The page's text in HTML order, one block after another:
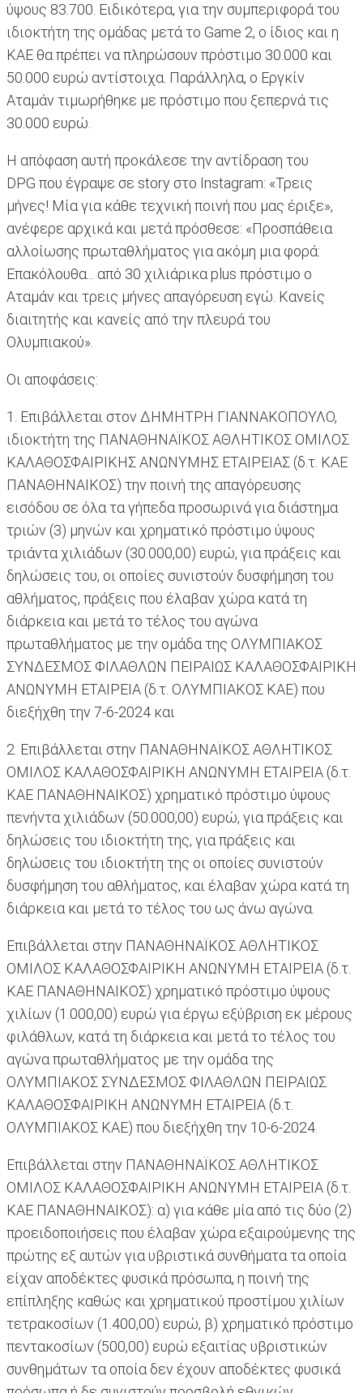
ύψους 83.700. Ειδικότερα, για την συμπεριφορά του
ιδιοκτήτη της ομάδας μετά το Game 2, ο ίδιος και η
ΚΑΕ θα πρέπει να πληρώσουν πρόστιμο 30.000 και
50.000 ευρώ αντίστοιχα. Παράλληλα, ο Εργκίν
Αταμάν τιμωρήθηκε με πρόστιμο που ξεπερνά τις
30.000 ευρώ.
Η απόφαση αυτή προκάλεσε την αντίδραση του
DPG που έγραψε σε story στο Instagram: «Τρεις
μήνες! Μία για κάθε τεχνική ποινή που μας έριξε»,
ανέφερε αρχικά και μετά πρόσθεσε: «Προσπάθεια
αλλοίωσης πρωταθλήματος για ακόμη μια φορά:
Επακόλουθα... από 30 χιλιάρικα plus πρόστιμο ο
Αταμάν και τρεις μήνες απαγόρευση εγώ. Κανείς
διαιτητής και κανείς από την πλευρά του
Ολυμπιακού».
Οι αποφάσεις:
1. Επιβάλλεται στον ΔΗΜΗΤΡΗ ΓΙΑΝΝΑΚΟΠΟΥΛΟ,
ιδιοκτήτη της ΠΑΝΑΘΗΝΑΪΚΟΣ ΑΘΛΗΤΙΚΟΣ ΟΜΙΛΟΣ
ΚΑΛΑΘΟΣΦΑΙΡΙΚΗΣ ΑΝΩΝΥΜΗΣ ΕΤΑΙΡΕΙΑΣ (δ.τ. ΚΑΕ
ΠΑΝΑΘΗΝΑΙΚΟΣ) την ποινή της απαγόρευσης
εισόδου σε όλα τα γήπεδα προσωρινά για διάστημα
τριών (3) μηνών και χρηματικό πρόστιμο ύψους
τριάντα χιλιάδων (30.000,00) ευρώ, για πράξεις και
δηλώσεις του, οι οποίες συνιστούν δυσφήμηση του
αθλήματος, πράξεις που έλαβαν χώρα κατά τη
διάρκεια και μετά το τέλος του αγώνα
πρωταθλήματος με την ομάδα της ΟΛΥΜΠΙΑΚΟΣ
ΣΥΝΔΕΣΜΟΣ ΦΙΛΑΘΛΩΝ ΠΕΙΡΑΙΩΣ ΚΑΛΑΘΟΣΦΑΙΡΙΚΗ
ΑΝΩΝΥΜΗ ΕΤΑΙΡΕΙΑ (δ.τ. ΟΛΥΜΠΙΑΚΟΣ ΚΑΕ) που
διεξήχθη την 7-6-2024 και
2. Επιβάλλεται στην ΠΑΝΑΘΗΝΑΪΚΟΣ ΑΘΛΗΤΙΚΟΣ
ΟΜΙΛΟΣ ΚΑΛΑΘΟΣΦΑΙΡΙΚΗ ΑΝΩΝΥΜΗ ΕΤΑΙΡΕΙΑ (δ.τ.
ΚΑΕ ΠΑΝΑΘΗΝΑΙΚΟΣ) χρηματικό πρόστιμο ύψους
πενήντα χιλιάδων (50.000,00) ευρώ, για πράξεις και
δηλώσεις του ιδιοκτήτη της, για πράξεις και
δηλώσεις του ιδιοκτήτη της οι οποίες συνιστούν
δυσφήμηση του αθλήματος, και έλαβαν χώρα κατά τη
διάρκεια και μετά το τέλος του ως άνω αγώνα.
Επιβάλλεται στην ΠΑΝΑΘΗΝΑΪΚΟΣ ΑΘΛΗΤΙΚΟΣ
ΟΜΙΛΟΣ ΚΑΛΑΘΟΣΦΑΙΡΙΚΗ ΑΝΩΝΥΜΗ ΕΤΑΙΡΕΙΑ (δ.τ.
ΚΑΕ ΠΑΝΑΘΗΝΑΙΚΟΣ) χρηματικό πρόστιμο ύψους
χιλίων (1.000,00) ευρώ για έργω εξύβριση εκ μέρους
φιλάθλων, κατά τη διάρκεια και μετά το τέλος του
αγώνα πρωταθλήματος με την ομάδα της
ΟΛΥΜΠΙΑΚΟΣ ΣΥΝΔΕΣΜΟΣ ΦΙΛΑΘΛΩΝ ΠΕΙΡΑΙΩΣ
ΚΑΛΑΘΟΣΦΑΙΡΙΚΗ ΑΝΩΝΥΜΗ ΕΤΑΙΡΕΙΑ (δ.τ.
ΟΛΥΜΠΙΑΚΟΣ ΚΑΕ) που διεξήχθη την 10-6-2024.
Επιβάλλεται στην ΠΑΝΑΘΗΝΑΪΚΟΣ ΑΘΛΗΤΙΚΟΣ
ΟΜΙΛΟΣ ΚΑΛΑΘΟΣΦΑΙΡΙΚΗ ΑΝΩΝΥΜΗ ΕΤΑΙΡΕΙΑ (δ.τ.
ΚΑΕ ΠΑΝΑΘΗΝΑΙΚΟΣ): α) για κάθε μία από τις δύο (2)
προειδοποιήσεις που έλαβαν χώρα εξαιρούμενης της
πρώτης εξ αυτών για υβριστικά συνθήματα τα οποία
είχαν αποδέκτες φυσικά πρόσωπα, η ποινή της
επίπληξης καθώς και χρηματικού προστίμου χιλίων
τετρακοσίων (1.400,00) ευρώ, β) χρηματικό πρόστιμο
πεντακοσίων (500,00) ευρώ εξαιτίας υβριστικών
συνθημάτων τα οποία δεν έχουν αποδέκτες φυσικά